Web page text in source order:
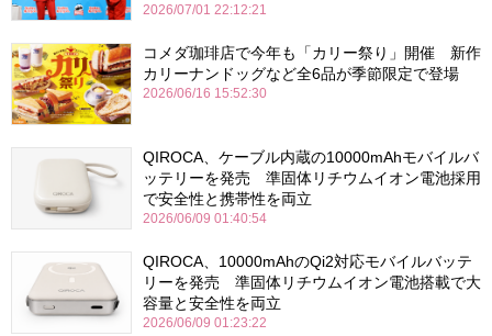
2026/07/01 22:12:21
コメダ珈琲店で今年も「カリー祭り」開催 新作
カリーナンドッグなど全6品が季節限定で登場
2026/06/16 15:52:30
QIROCA、ケーブル内蔵の10000mAhモバイルバ
ッテリーを発売 準固体リチウムイオン電池採用
で安全性と携帯性を両立
2026/06/09 01:40:54
QIROCA、10000mAhのQi2対応モバイルバッテ
リーを発売 準固体リチウムイオン電池搭載で大
容量と安全性を両立
2026/06/09 01:23:22